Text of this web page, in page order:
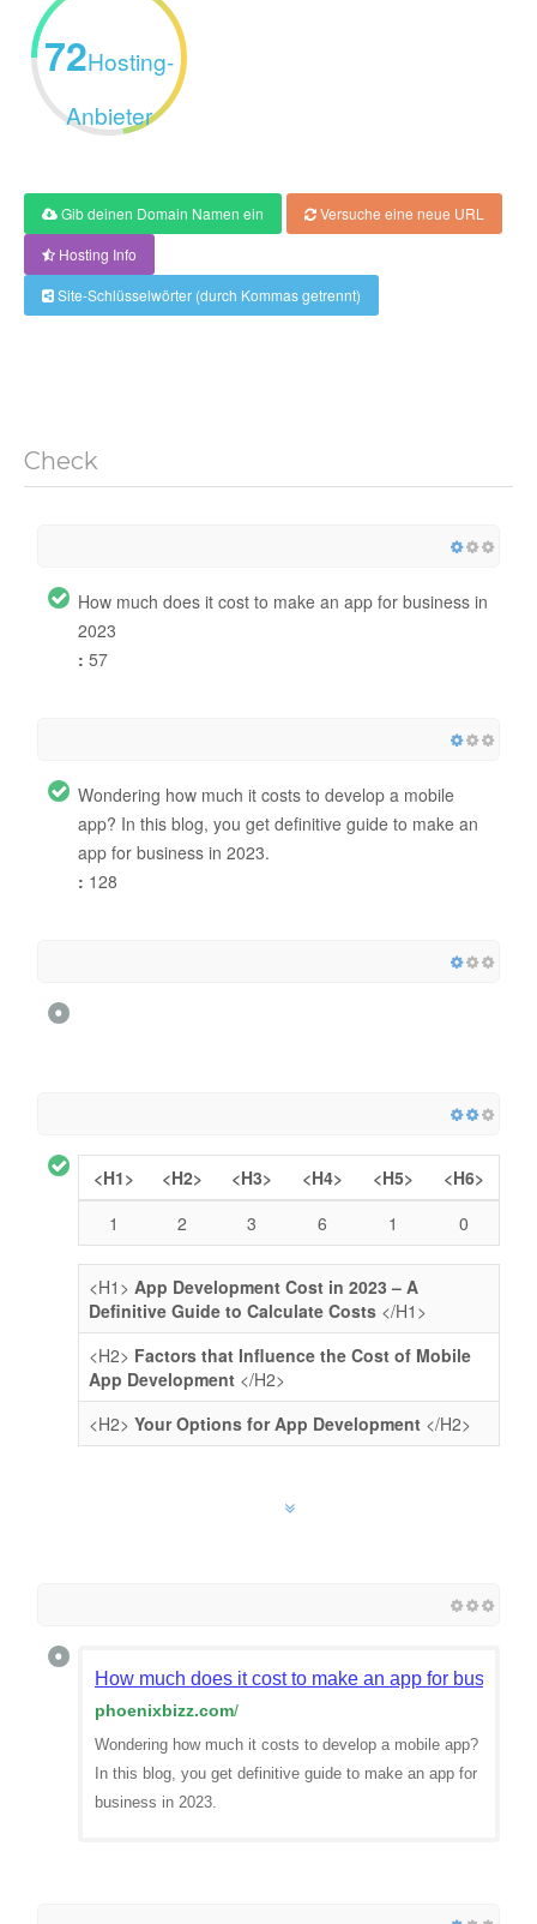
72Hosting-
Anbieter
Gib deinen Domain Namen ein
Versuche eine neue URL
Hosting Info
Site-Schlüsselwörter (durch Kommas getrennt)
Check
How much does it cost to make an app for business in
2023
: 57
Wondering how much it costs to develop a mobile
app? In this blog, you get definitive guide to make an
app for business in 2023.
: 128
<H1> <H2> <H3> <H4> <H5>
<H6>
1
2 3 6 1 0
<H1> App Development Cost in 2023 – A
Definitive Guide to Calculate Costs </H1>
<H2> Factors that Influence the Cost of Mobile
App Development </H2>
<H2> Your Options for App Development </H2>
How much does it cost to make an app for business
phoenixbizz.com/
Wondering how much it costs to develop a mobile app?
In this blog, you get definitive guide to make an app for
business in 2023.